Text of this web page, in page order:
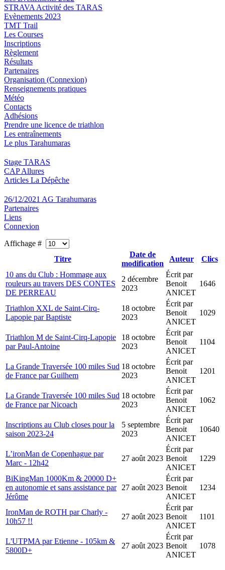
STRAVA Activité des TARAS
Evènements 2023
TMT Trail
Les Courses
Inscriptions
Règlement
Résultats
Partenaires
Organisation (Connexion)
Renseignements pratiques
Météo
Contacts
Adhésions
Prendre une licence de triathlon
Les entraînements
Le plus Tarahumaras
Stage TARAS
CAP Allures
Articles La Dépêche
26/12/2021 AG Tarahumaras
Partenaires
Liens
Connexion
Affichage #
Titre
Date de
modification
Auteur
Clics
10 ans du Club : Hommage aux
rouleurs au travers DES CONTES
DE PERREAU
2 décembre
2023
Écrit par
Benoit
ANICET
1646
Triathlon XXL de Saint-Cirq-
Lapopie par Baptiste
18 octobre
2023
Écrit par
Benoit
ANICET
1029
Triathlon M de Saint-Cirq-Lapopie
par Paul-Antoine
18 octobre
2023
Écrit par
Benoit
ANICET
1104
La Grande Traversée 100 miles Sud
de France par Guilhem
18 octobre
2023
Écrit par
Benoit
ANICET
1201
La Grande Traversée 100 miles Sud
de France par Nicoach
18 octobre
2023
Écrit par
Benoit
ANICET
1062
Inscriptions au Club closes pour la
saison 2023-24
5 septembre
2023
Écrit par
Benoit
ANICET
10640
L’ironMan de Copenhague par
Marc - 12h42
27 août 2023
Écrit par
Benoit
ANICET
1229
BiKingMan 1000Km & 20000 D+
en autonomie et sans assistance par
Jérôme
27 août 2023
Écrit par
Benoit
ANICET
1234
IronMan de ROTH par Charly -
10h57 !!
27 août 2023
Écrit par
Benoit
ANICET
1101
L'UTPMA par Etienne - 105km &
5800D+
27 août 2023
Écrit par
Benoit
ANICET
1078